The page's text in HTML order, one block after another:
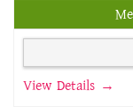
View Details →